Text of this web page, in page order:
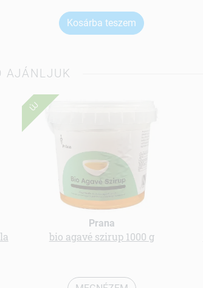
Kosárba teszem
AJÁNLJUK
ÚJ
Prana
bio agavé szirup 1000 g